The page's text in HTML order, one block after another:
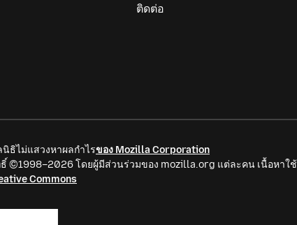
ติดต่อ
ธิไม่แสวงหาผลกำไรของ Mozilla Corporation
©1998–2026 โดยผู้มีส่วนร่วมของ mozilla.org แต่ละคน เนื้อหาใช้
Commons